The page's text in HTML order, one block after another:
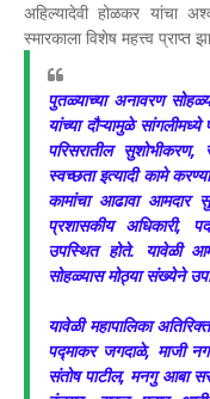
अहिल्यादेवी होळकर यांचा
स्मारकाला विशेष महत्त्व प्राप्त
पुतळ्याच्या अनावरण
यांच्या दौऱ्यामुळे
परिसरातील
स्वच्छता इत्यादी कामे
कामांचा आढावा आमदार
प्रशासकीय अधिकारी,
उपस्थित होते. यावेळी
सोहळ्यास मोठ्या संख्येने
यावेळी महापालिका
पद्माकर जगदाळे, माजी
संतोष पाटील, मनगु आबा